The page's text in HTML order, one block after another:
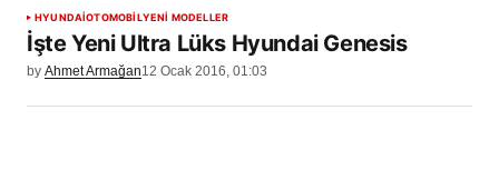
HYUNDAIOTOMOBİLYENİ MODELLER
İşte Yeni Ultra Lüks Hyundai Genesis
by Ahmet Armağan12 Ocak 2016, 01:03